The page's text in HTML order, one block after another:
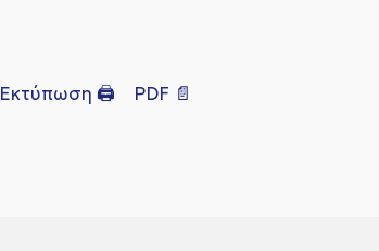
Εκτύπωση 🖨 PDF 📄